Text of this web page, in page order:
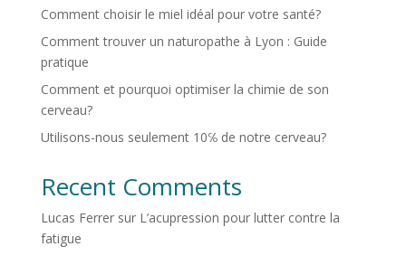
Comment choisir le miel idéal pour votre santé?
Comment trouver un naturopathe à Lyon : Guide
pratique
Comment et pourquoi optimiser la chimie de son
cerveau?
Utilisons-nous seulement 10℅ de notre cerveau?
Recent Comments
Lucas Ferrersur L’acupression pour lutter contre la
fatigue